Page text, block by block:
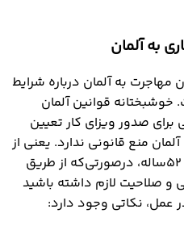
به آلمان درباره شرایط
قوانین آلمان
صدور ویزای کار تعیین
منع قانونی ندارد. یعنی از
نظر قانون، چه ۲۲ساله باشید چه ۵۲ساله، درصورتی‌که از طریق
و صلاحیت لازم داشته باشید
عمل، نکاتی وجود دارد: